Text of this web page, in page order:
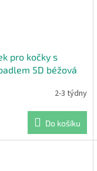
pro kočky s
5D béžová
2-3 týdny
Do košíku